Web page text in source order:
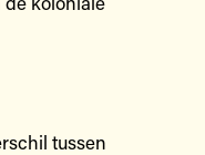
tussen